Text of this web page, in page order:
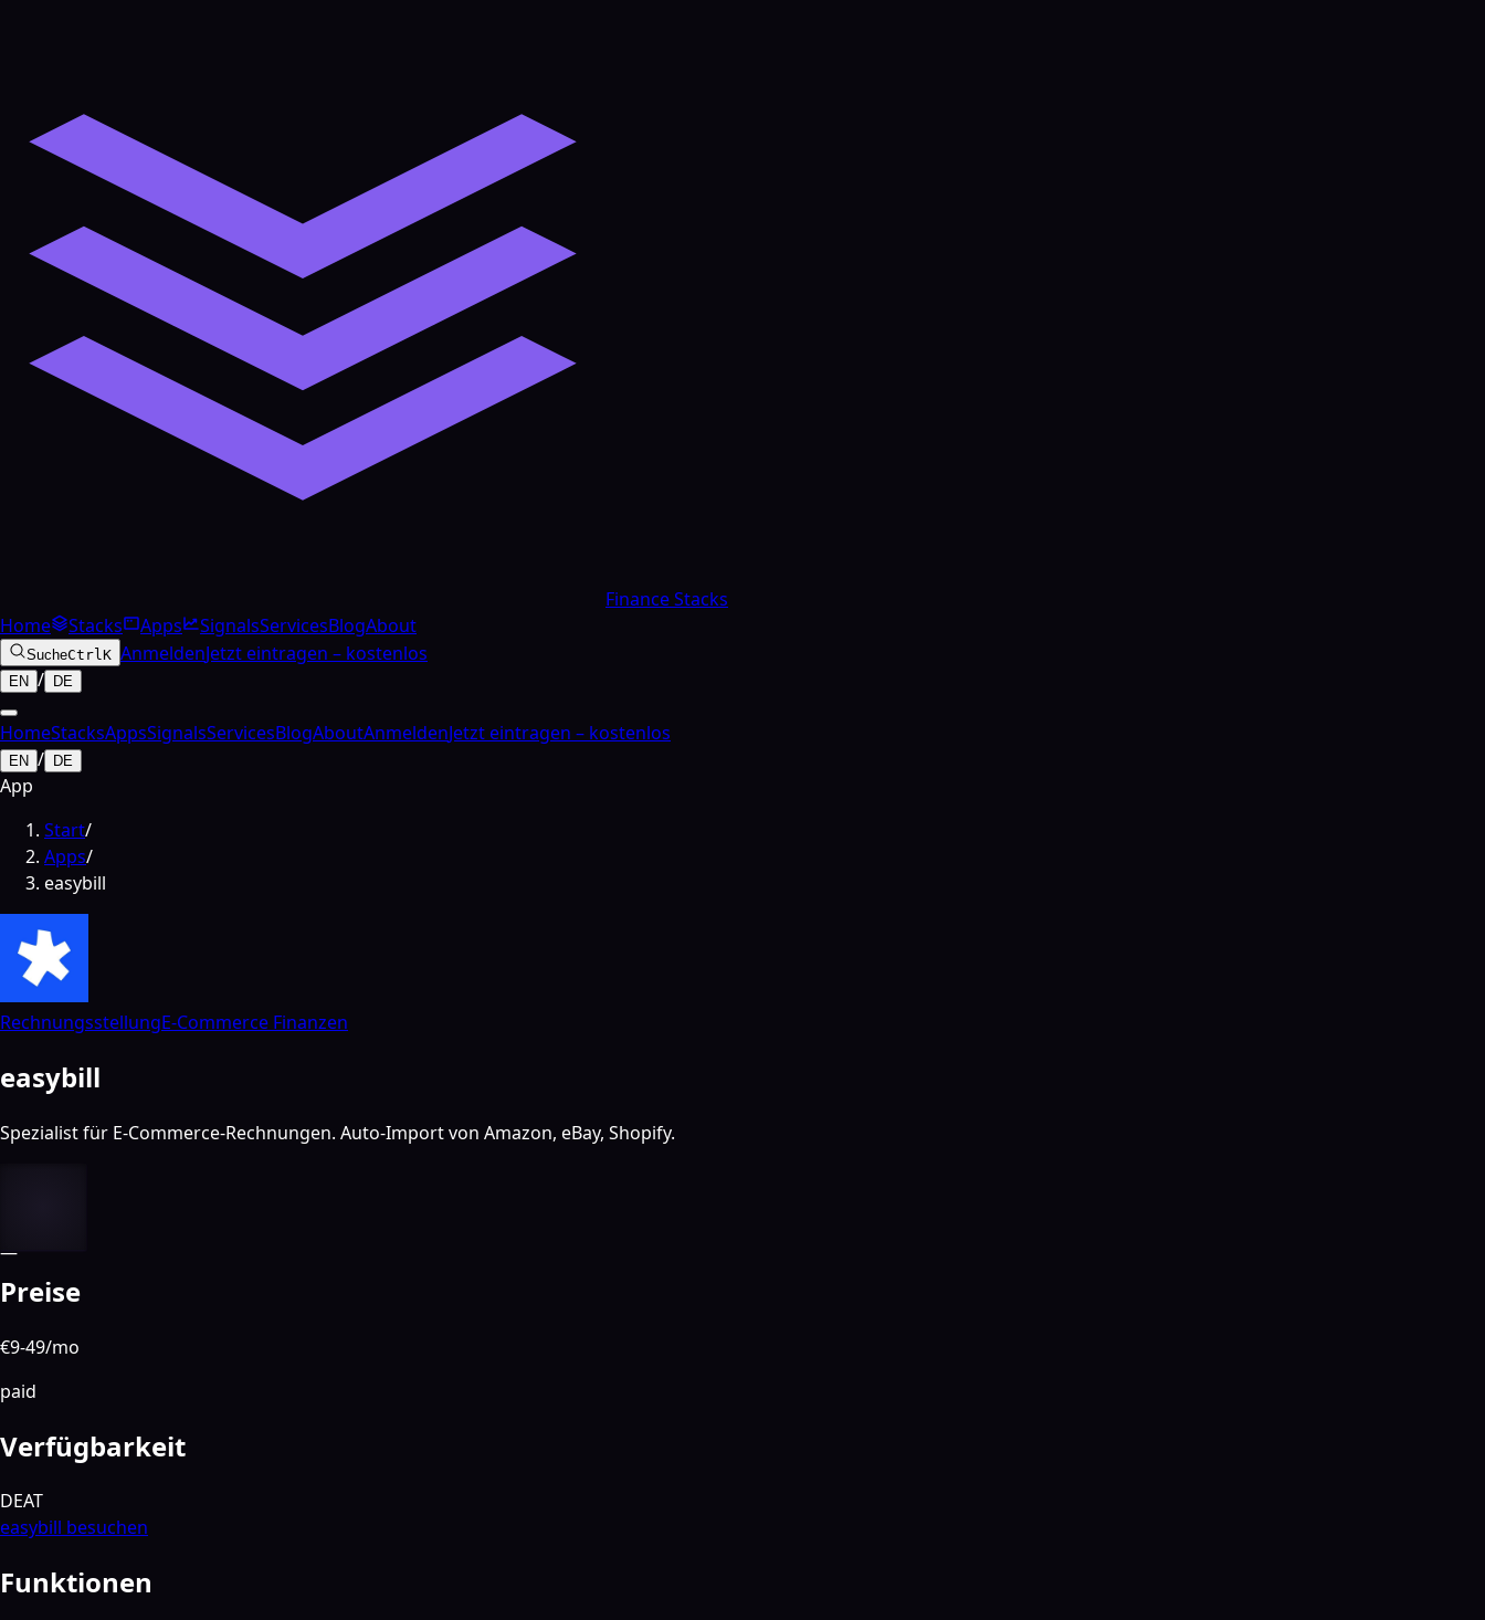
Finance Stacks
Home
Stacks Apps SignalsServicesBlogAbout
SucheCtrlK AnmeldenJetzt eintragen – kostenlos
EN / DE
HomeStacksAppsSignalsServicesBlogAboutAnmeldenJetzt eintragen – kostenlos
EN / DE
App
Start/
Apps/
easybill
RechnungsstellungE-Commerce Finanzen
easybill
Spezialist für E-Commerce-Rechnungen. Auto-Import von Amazon, eBay, Shopify.
—
Preise
€9-49/mo
paid
Verfügbarkeit
DEAT
easybill besuchen
Funktionen